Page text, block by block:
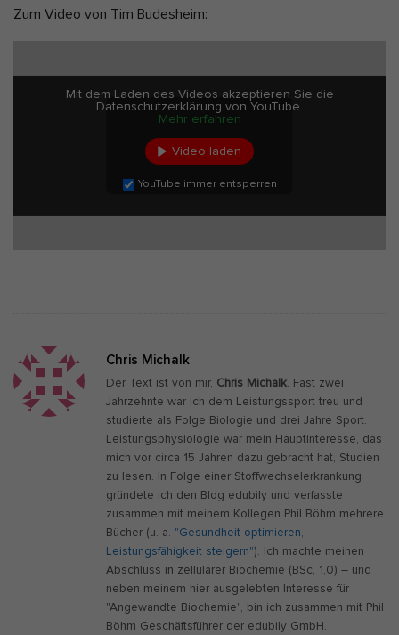
Zum Video von Tim Budesheim:
Mit dem Laden des Videos akzeptieren Sie die
Datenschutzerklärung von YouTube.
Mehr erfahren
Video laden
YouTube immer entsperren
Chris Michalk
Der Text ist von mir, Chris Michalk. Fast zwei
Jahrzehnte war ich dem Leistungssport treu und
studierte als Folge Biologie und drei Jahre Sport.
Leistungsphysiologie war mein Hauptinteresse, das
mich vor circa 15 Jahren dazu gebracht hat, Studien
zu lesen. In Folge einer Stoffwechselerkrankung
gründete ich den Blog edubily und verfasste
zusammen mit meinem Kollegen Phil Böhm mehrere
Bücher (u. a. "Gesundheit optimieren,
Leistungsfähigkeit steigern"). Ich machte meinen
Abschluss in zellulärer Biochemie (BSc, 1,0) – und
neben meinem hier ausgelebten Interesse für
"Angewandte Biochemie", bin ich zusammen mit Phil
Böhm Geschäftsführer der edubily GmbH.